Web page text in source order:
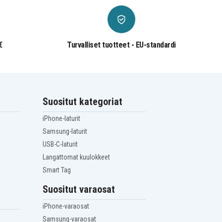
Turvalliset tuotteet - EU-standardi
Suositut kategoriat
iPhone-laturit
Samsung-laturit
USB-C-laturit
Langattomat kuulokkeet
Smart Tag
Suositut varaosat
iPhone-varaosat
Samsung-varaosat